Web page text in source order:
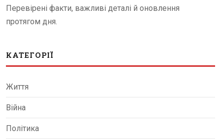
Перевірені факти, важливі деталі й оновлення
протягом дня.
КАТЕГОРІЇ
Життя
Війна
Політика